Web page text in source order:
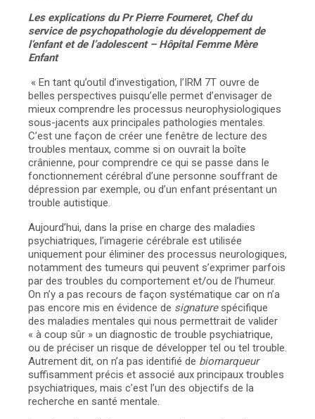
Les explications du Pr Pierre Fourneret, Chef du
service de psychopathologie du développement de
l’enfant et de l’adolescent – Hôpital Femme Mère
Enfant
« En tant qu’outil d’investigation, l’IRM 7T ouvre de
belles perspectives puisqu’elle permet d’envisager de
mieux comprendre les processus neurophysiologiques
sous-jacents aux principales pathologies mentales.
C’est une façon de créer une fenêtre de lecture des
troubles mentaux, comme si on ouvrait la boîte
crânienne, pour comprendre ce qui se passe dans le
fonctionnement cérébral d’une personne souffrant de
dépression par exemple, ou d’un enfant présentant un
trouble autistique.
Aujourd’hui, dans la prise en charge des maladies
psychiatriques, l’imagerie cérébrale est utilisée
uniquement pour éliminer des processus neurologiques,
notamment des tumeurs qui peuvent s’exprimer parfois
par des troubles du comportement et/ou de l’humeur.
On n’y a pas recours de façon systématique car on n’a
pas encore mis en évidence de signaturespécifique
des maladies mentales qui nous permettrait de valider
« à coup sûr » un diagnostic de trouble psychiatrique,
ou de préciser un risque de développer tel ou tel trouble.
Autrement dit, on n’a pas identifié de biomarqueur
suffisamment précis et associé aux principaux troubles
psychiatriques, mais c’est l’un des objectifs de la
recherche en santé mentale.